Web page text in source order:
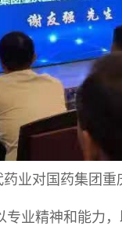
业对国药集团
业精神和能力